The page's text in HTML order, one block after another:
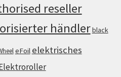
reseller
händlerblack
eFoil elektrisches